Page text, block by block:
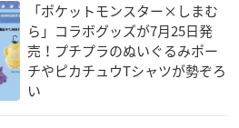
「ポケットモンスター×しまむ
ら」コラボグッズが7月25日発
売！プチプラのぬいぐるみポー
チやピカチュウTシャツが勢ぞろ
い